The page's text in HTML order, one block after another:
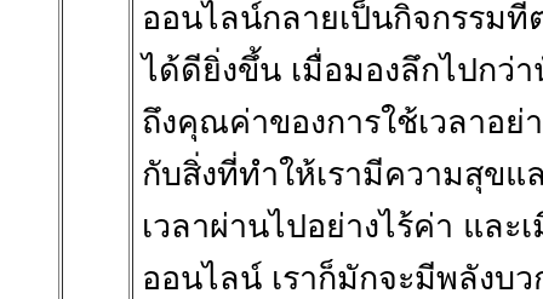
ออนไลน์กลายเป็นกิจกรรม
ได้ดียิ่งขึ้น เมื่อมองลึกไปกว่
ถึงคุณค่าของการใช้เวลาอย่
กับสิ่งที่ทำให้เรามีความสุข
เวลาผ่านไปอย่างไร้ค่า และ
ออนไลน์ เราก็มักจะมีพลังบ